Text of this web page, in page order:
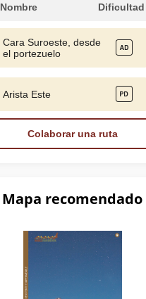
Nombre Dificultad
Cara Suroeste, desde
el portezuelo
Arista Este
Colaborar una ruta
Mapa recomendado